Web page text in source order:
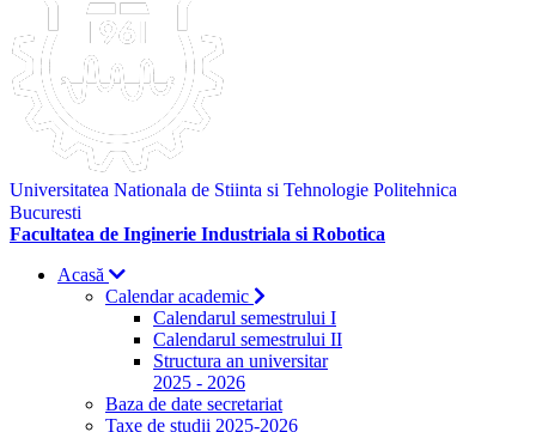
Universitatea Nationala de Stiinta si Tehnologie Politehnica
Bucuresti
Facultatea de Inginerie Industriala si Robotica
Acasă
Calendar academic
Calendarul semestrului I
Calendarul semestrului II
Structura an universitar
2025 - 2026
Baza de date secretariat
Taxe de studii 2025-2026